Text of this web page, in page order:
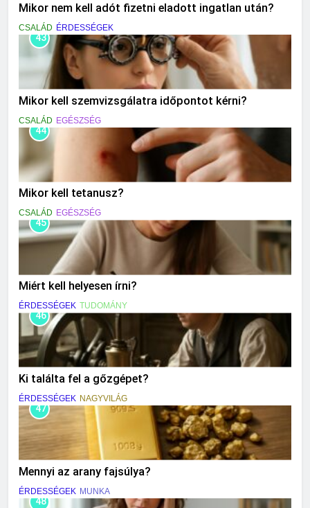
Mikor nem kell adót fizetni eladott ingatlan után?
CSALÁD ÉRDESSÉGEK
43
Mikor kell szemvizsgálatra időpontot kérni?
CSALÁD EGÉSZSÉG
44
Mikor kell tetanusz?
CSALÁD EGÉSZSÉG
45
Miért kell helyesen írni?
ÉRDESSÉGEK TUDOMÁNY
46
Ki találta fel a gőzgépet?
ÉRDESSÉGEK NAGYVILÁG
47
Mennyi az arany fajsúlya?
ÉRDESSÉGEK MUNKA
48